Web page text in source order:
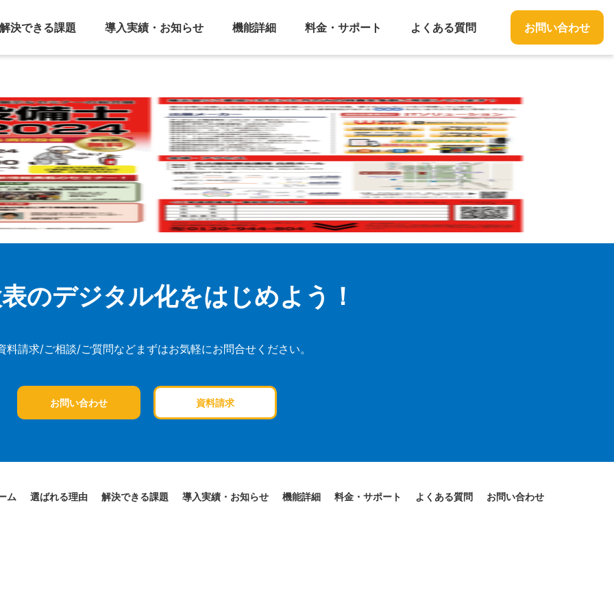
解決できる課題 導入実績・お知らせ 機能詳細 料金・サポート よくある質問 お問い合わせ
のデジタル化をはじめよう！
料請求/ご相談/ご質問などまずはお気軽にお問合せください。
お問い合わせ 資料請求
ム 選ばれる理由 解決できる課題 導入実績・お知らせ 機能詳細 料金・サポート よくある質問 お問い合わせ